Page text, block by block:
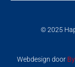
© 2025
Webdesign door